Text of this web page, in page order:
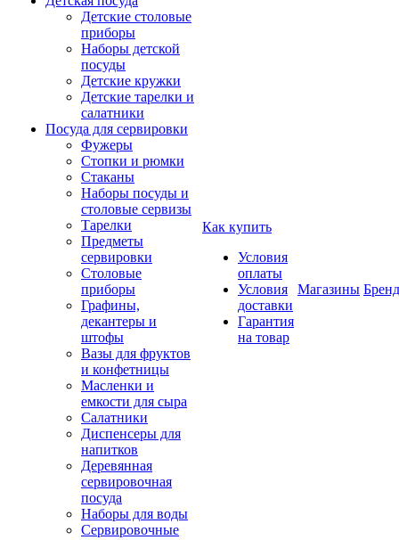
Детские столовые
приборы
Наборы детской
посуды
Детские кружки
Детские тарелки и
салатники
Посуда для сервировки
Фужеры
Стопки и рюмки
Стаканы
Наборы посуды и
столовые сервизы
Тарелки
Предметы
сервировки
Столовые
приборы
Графины,
декантеры и
штофы
Вазы для фруктов
и конфетницы
Масленки и
емкости для сыра
Салатники
Диспенсеры для
напитков
Деревянная
сервировочная
посуда
Наборы для воды
Сервировочные
Как купить
Условия
оплаты
Условия
доставки
Гарантия
на товар
Магазины